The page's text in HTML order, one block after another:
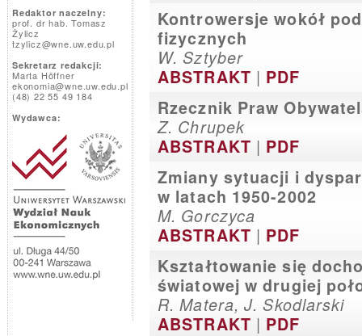
Redaktor naczelny:
prof. dr hab. Tomasz
Żylicz
tzylicz@wne.uw.edu.pl
Sekretarz redakcji:
Marta Höffner
ekonomia@wne.uw.edu.pl
(48) 22 55 49 184
Wydawca:
Kontrowersje wokół
fizycznych
W. Sztyber
ABSTRAKT | PDF
Rzecznik Praw
Z. Chrupek
ABSTRAKT | PDF
Zmiany sytuacji i
w latach 1950-2002
M. Gorczyca
ABSTRAKT | PDF
Kształtowanie się
światowej w drugiej
R. Matera, J. Skodlarski
ABSTRAKT | PDF